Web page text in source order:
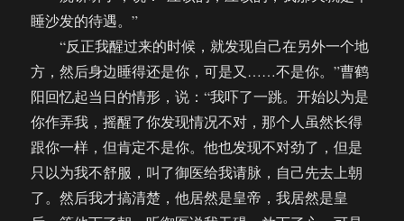
睡沙发的待遇。”
“反正我醒过来的时候，就发现自己在另外一个地
方，然后身边睡得还是你，可是又……不是你。”曹鹤
阳回忆起当日的情形，说：“我吓了一跳。开始以为是
你作弄我，摇醒了你发现情况不对，那个人虽然长得
跟你一样，但肯定不是你。他也发现不对劲了，但是
只以为我不舒服，叫了御医给我请脉，自己先去上朝
了。然后我才搞清楚，他居然是皇帝，我居然是皇